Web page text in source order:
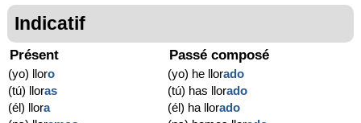
Indicatif
Présent
(yo) lloro
(tú) lloras
(él) llora
Passé composé
(yo) he llorado
(tú) has llorado
(él) ha llorado